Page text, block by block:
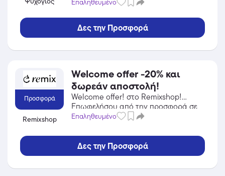
Ισχύει για αγορές έως
16/08/2026.
Εκδόσεις Ψυχογιός και κέρδισε από
τις εκπτώσεις!
Δες την Προσφορά
Προσφορά
Remixshop
Welcome offer -20% και
δωρεάν αποστολή!
Welcome offer! στο Remixshop!
Επωφελήσου από την προσφορά σε
Αξεσουάρ του Remixshop και κέρδισε
Επαληθευμένο
Δες την Προσφορά